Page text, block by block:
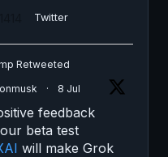
Twitter
Retweeted
· 8 Jul
feedback
beta test
will make Grok